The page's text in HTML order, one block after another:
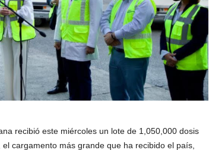
recibió este miércoles un lote de 1,050,000 dosis
cargamento más grande que ha recibido el país,